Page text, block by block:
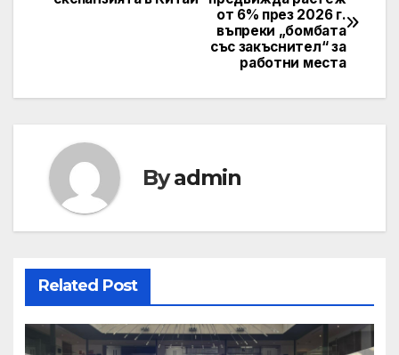
от 6% през 2026 г.
въпреки „бомбата
със закъснител“ за
работни места
Byadmin
Related Post